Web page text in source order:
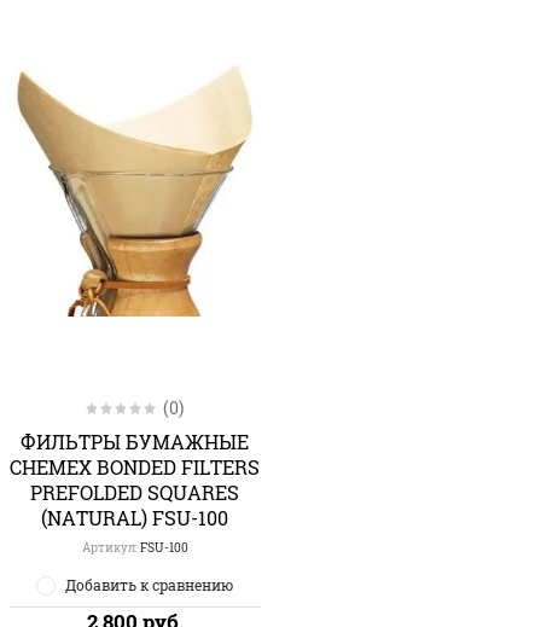
(0)
ФИЛЬТРЫ БУМАЖНЫЕ
CHEMEX BONDED FILTERS
PREFOLDED SQUARES
(NATURAL) FSU-100
Артикул:FSU-100
Добавить к сравнению